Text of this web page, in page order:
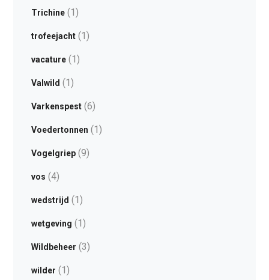
Trichine(1)
trofeejacht(1)
vacature(1)
Valwild (1)
Varkenspest(6)
Voedertonnen (1)
Vogelgriep(9)
vos (4)
wedstrijd (1)
wetgeving (1)
Wildbeheer (3)
wilder (1)